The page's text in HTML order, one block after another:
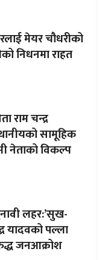
मेयर चौधरीको
निधनमा राहत
राम चन्द्र
सामूहिक
नेताको विकल्प
लहर:’सुख-
यादवको पल्ला
जनआक्रोश